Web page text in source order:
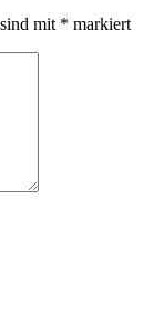
mit * markiert